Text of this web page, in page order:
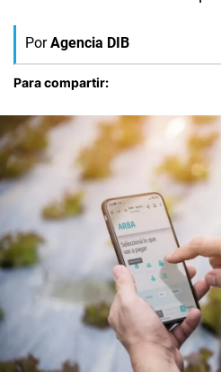
Por Agencia DIB
Para compartir: